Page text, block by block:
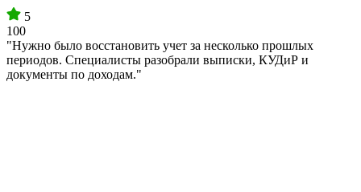
5
100
"Нужно было восстановить учет за несколько прошлых
периодов. Специалисты разобрали выписки, КУДиР и
документы по доходам."